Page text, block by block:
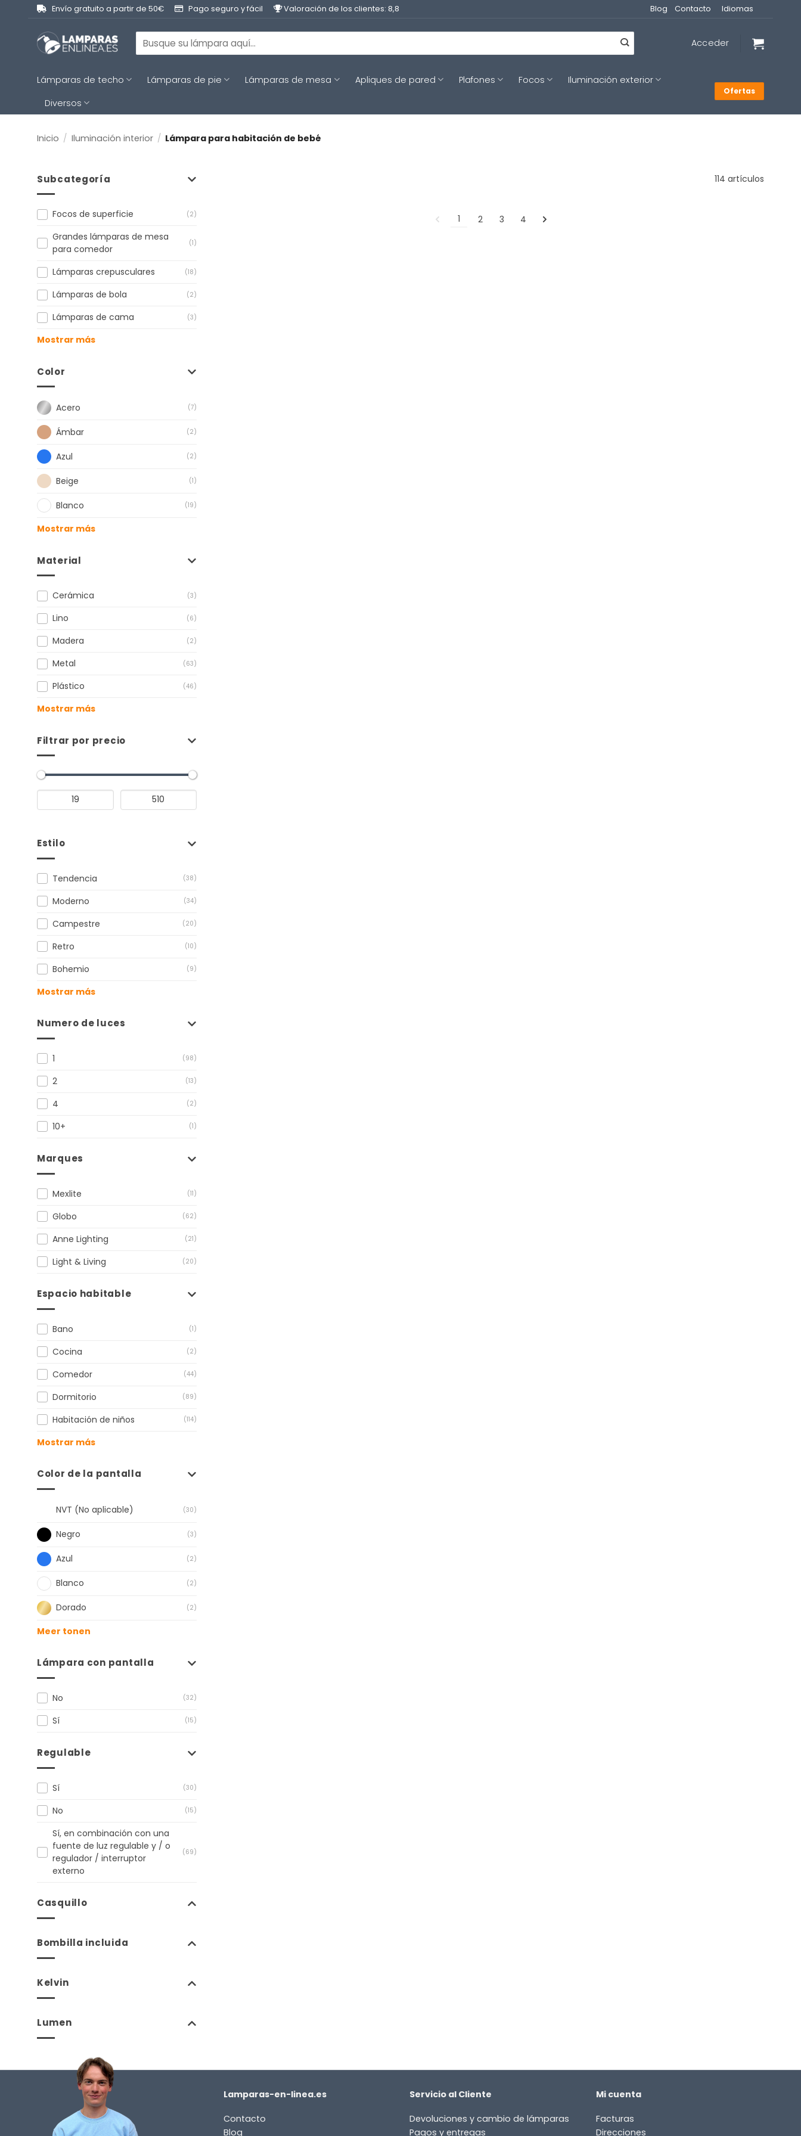
contenido
Envío gratuito a partir de 50€ Pago seguro y fácil Valoración de los clientes: 8,8 Blog Contacto Idiomas
Buscar
por:
Acceder
Lámparas de techo Lámparas de pie Lámparas de mesa Apliques de pared Plafones Focos
Iluminación exterior
Diversos
Ofertas
Inicio / Iluminación interior / Lámpara para habitación de bebé
Subcategoría
Focos de superficie (2)
Grandes lámparas de mesa
para comedor
(1)
Lámparas crepusculares (18)
Lámparas de bola (2)
Lámparas de cama (3)
Mostrar más
Color
Acero (7)
Ámbar (2)
Azul (2)
Beige (1)
Blanco (19)
Mostrar más
Material
Cerámica (3)
Lino (6)
Madera (2)
Metal (63)
Plástico (46)
Mostrar más
Filtrar por precio
Estilo
Tendencia (38)
Moderno (34)
Campestre (20)
Retro (10)
Bohemio (9)
Mostrar más
Numero de luces
1 (98)
2 (13)
4 (2)
10+ (1)
Marques
Mexlite (11)
Globo (62)
Anne Lighting (21)
Light & Living (20)
Espacio habitable
Bano (1)
Cocina (2)
Comedor (44)
Dormitorio (89)
Habitación de niños (114)
Mostrar más
Color de la pantalla
NVT (No aplicable) (30)
Negro (3)
Azul (2)
Blanco (2)
Dorado (2)
Meer tonen
Lámpara con pantalla
No (32)
Sí (15)
Regulable
Sí (30)
No (15)
Sí, en combinación con una
fuente de luz regulable y / o
regulador / interruptor
externo
(69)
Casquillo
Bombilla incluida
Kelvin
Lumen
114 artículos
1 2 3 4
Lamparas-en-linea.es
Contacto
Blog
Servicio al Cliente
Devoluciones y cambio de lámparas
Pagos y entregas
Mi cuenta
Facturas
Direcciones